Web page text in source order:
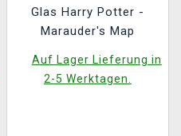
Glas Harry Potter -
Marauder's Map
Auf Lager Lieferung in
2-5 Werktagen.